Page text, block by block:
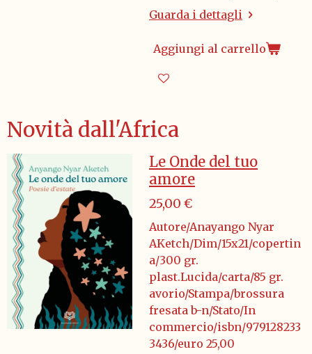
Guarda i dettagli
Aggiungi al carrello
Novità dall'Africa
Le Onde del tuo
amore
25,00 €
Autore/Anayango Nyar
AKetch/Dim/15x21/copertin
a/300 gr.
plast.Lucida/carta/85 gr.
avorio/Stampa/brossura
fresata b-n/Stato/In
commercio/isbn/979128233
3436/euro 25,00